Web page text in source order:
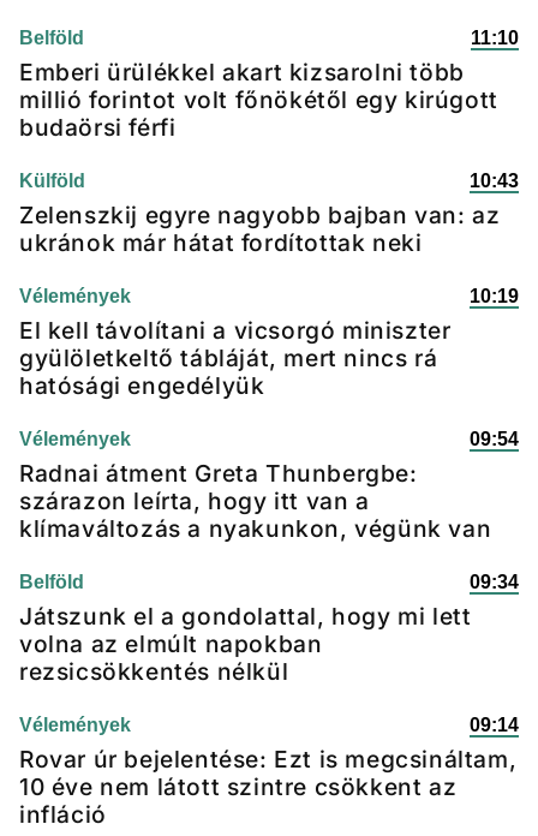
Belföld 11:10
Emberi ürülékkel akart kizsarolni több
millió forintot volt főnökétől egy kirúgott
budaörsi férfi
Külföld 10:43
Zelenszkij egyre nagyobb bajban van: az
ukránok már hátat fordítottak neki
Vélemények 10:19
El kell távolítani a vicsorgó miniszter
gyülöletkeltő tábláját, mert nincs rá
hatósági engedélyük
Vélemények 09:54
Radnai átment Greta Thunbergbe:
szárazon leírta, hogy itt van a
klímaváltozás a nyakunkon, végünk van
Belföld 09:34
Játszunk el a gondolattal, hogy mi lett
volna az elmúlt napokban
rezsicsökkentés nélkül
Vélemények 09:14
Rovar úr bejelentése: Ezt is megcsináltam,
10 éve nem látott szintre csökkent az
infláció